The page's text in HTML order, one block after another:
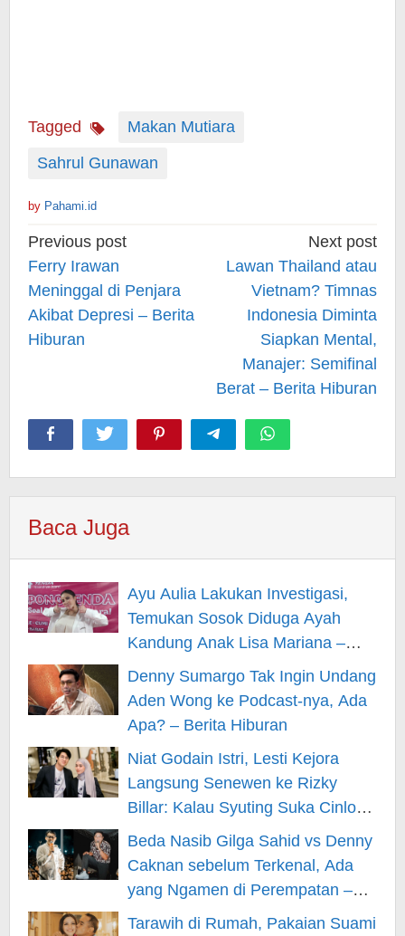
Tagged
Makan Mutiara
Sahrul Gunawan
by Pahami.id
Post
navigation
Previous post
Ferry Irawan
Meninggal di Penjara
Akibat Depresi – Berita
Hiburan
Next post
Lawan Thailand atau
Vietnam? Timnas
Indonesia Diminta
Siapkan Mental,
Manajer: Semifinal
Berat – Berita Hiburan
Baca Juga
Ayu Aulia Lakukan Investigasi,
Temukan Sosok Diduga Ayah
Kandung Anak Lisa Mariana –
Berita Hiburan
Denny Sumargo Tak Ingin Undang
Aden Wong ke Podcast-nya, Ada
Apa? – Berita Hiburan
Niat Godain Istri, Lesti Kejora
Langsung Senewen ke Rizky
Billar: Kalau Syuting Suka Cinlok?
– Berita Hiburan
Beda Nasib Gilga Sahid vs Denny
Caknan sebelum Terkenal, Ada
yang Ngamen di Perempatan –
Berita Hiburan
Tarawih di Rumah, Pakaian Suami